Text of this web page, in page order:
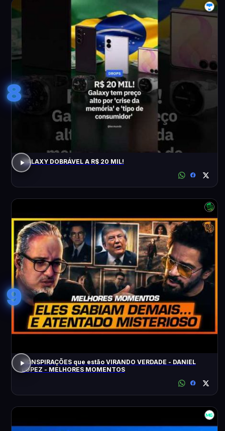
8
GALAXY DOBRÁVEL A R$ 20 MIL!
9
CONSPIRAÇÕES que estão VIRANDO VERDADE - DANIEL
LOPEZ - MELHORES MOMENTOS